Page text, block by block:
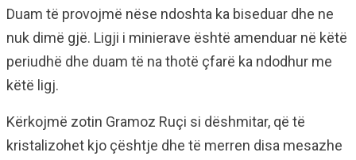
Duam të provojmë nëse ndoshta ka biseduar dhe ne
nuk dimë gjë. Ligji i minierave është amenduar në këtë
periudhë dhe duam të na thotë çfarë ka ndodhur me
këtë ligj.
Kërkojmë zotin Gramoz Ruçi si dëshmitar, që të
kristalizohet kjo çështje dhe të merren disa mesazhe